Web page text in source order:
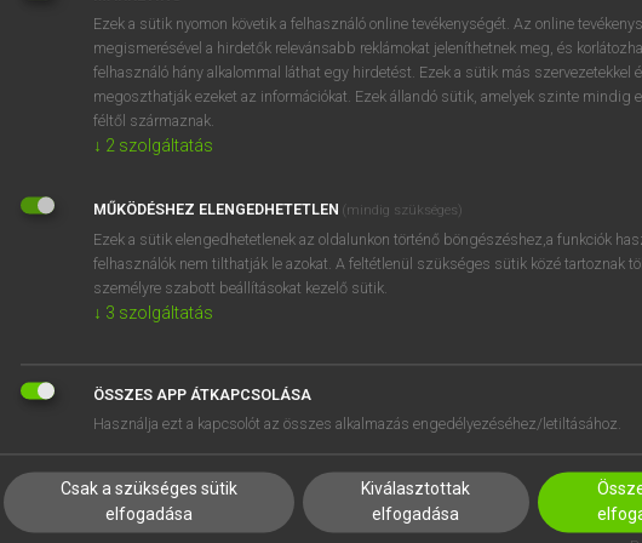
BELÉPÉS
próbaverziójának
regisztrálok ésbelépek.
REGISZTRÁCIÓ
EGYÉNI FELHASZNÁLÓKNAK
TANULÓKNAK
VÁLLALATI MEGOLDÁSOK
SÚGÓ
RÓLUNK
SÜTI BEÁLLÍTÁSOK
Ezek a sütik nyomon követik a felhasználó online tevékenységét. Az online
megismerésével a hirdetők relevánsabb reklámokat jeleníthetnek meg, és
felhasználó hány alkalommal láthat egy hirdetést. Ezek a sütik más szervezetekkel
megoszthatják ezeket az információkat. Ezek állandó sütik, amelyek szinte mindig
féltől származnak.
↓ 2 szolgáltatás
MŰKÖDÉSHEZ ELENGEDHETETLEN (mindig szükséges)
Ezek a sütik elengedhetetlenek az oldalunkon történő böngészéshez,a funkciók
felhasználók nem tilthatják le azokat. A feltétlenül szükséges sütik közé tartoznak
személyre szabott beállításokat kezelő sütik.
↓ 3 szolgáltatás
ÖSSZES APP ÁTKAPCSOLÁSA
Használja ezt a kapcsolót az összes alkalmazás engedélyezéséhez/letiltásához.
Csak a szükséges sütik
elfogadása
Kiválasztottak
elfogadása